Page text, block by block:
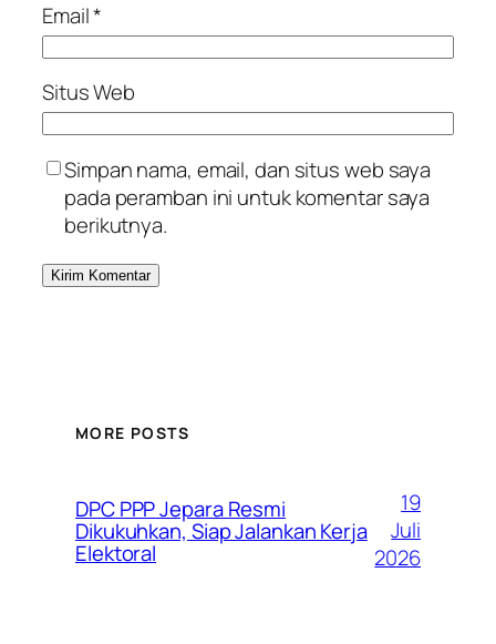
Email*
Situs Web
Simpan nama, email, dan situs web saya
pada peramban ini untuk komentar saya
berikutnya.
MORE POSTS
DPC PPP Jepara Resmi
Dikukuhkan, Siap Jalankan Kerja
Elektoral
19
Juli
2026